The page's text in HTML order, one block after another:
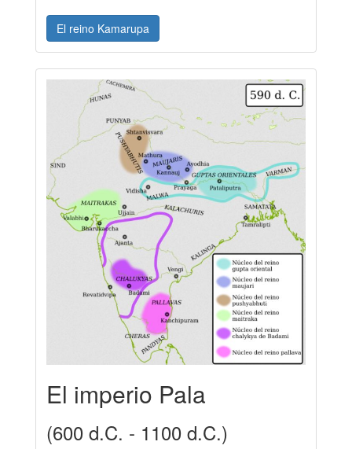
El reino Kamarupa
El imperio Pala
(600 d.C. - 1100 d.C.)